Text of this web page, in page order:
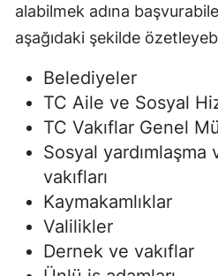
alabilmek adına
aşağıdaki şekilde
Belediyeler
TC Aile ve Sosyal
TC Vakıflar Genel
Sosyal yardımlaşma
vakıfları
Kaymakamlıklar
Valilikler
Dernek ve vakıflar